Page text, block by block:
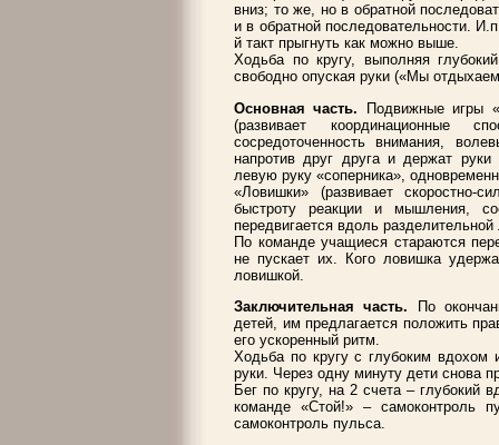
вниз; то же, но в обратной
и в обратной последовательности.
й такт прыгнуть как можно выше.
Ходьба по кругу, выполняя
свободно опуская руки («Мы
Основная часть. Подвижные игры
(развивает координационные
сосредоточенность внимания,
напротив друг друга и держат
левую руку «соперника»,
«Ловишки» (развивает скоростно-
быстроту реакции и мышления,
передвигается вдоль
По команде учащиеся стараются
не пускает их. Кого ловишка
ловишкой.
Заключительная часть. По
детей, им предлагается положить
его ускоренный ритм.
Ходьба по кругу с глубоким
руки. Через одну минуту дети снова
Бег по кругу, на 2 счета – глубокий
команде «Стой!» – самоконтроль
самоконтроль пульса.